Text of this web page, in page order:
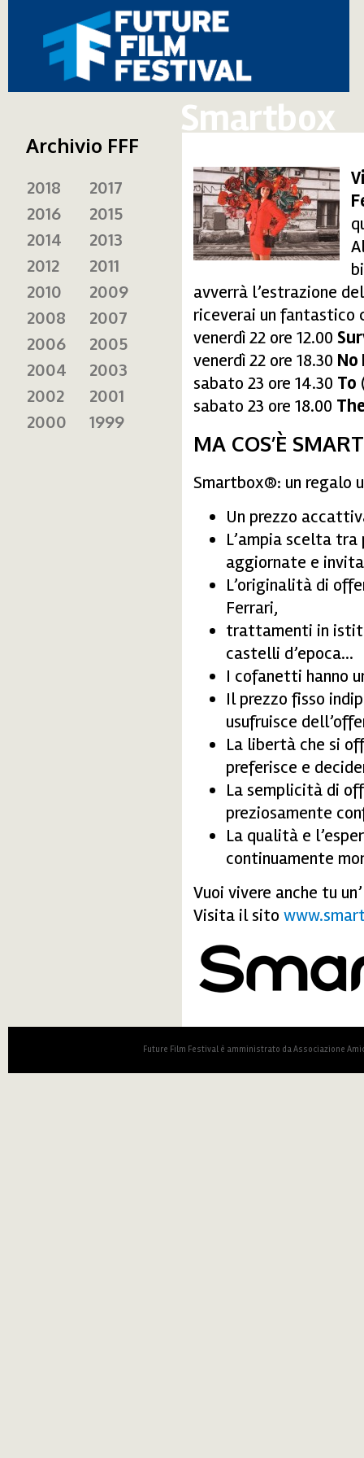
Smartbox
survivinglife3.jpg
avverrà l’estrazione
riceverai un fantastico
venerdì 22 ore 12.00
venerdì 22 ore 18.30 No
sabato 23 ore 14.30 To
sabato 23 ore 18.00
MA COS’È
Smartbox®: un regalo
Un prezzo
L’ampia scelta
aggiornate e
L’originalità di
Ferrari,
trattamenti in
castelli d’epoca…
I cofanetti hanno
Il prezzo fisso
usufruisce
La libertà che si
preferisce e
La semplicità di
preziosamente
La qualità e
continuamente
Vuoi vivere anche tu
Visita il sito
smartbox_new.png
Archivio FFF
2018
2017
2016
2015
2014
2013
2012
2011
2010
2009
2008
2007
2006
2005
2004
2003
2002
2001
2000
1999
Future Film Festival è amministrato da Associazione